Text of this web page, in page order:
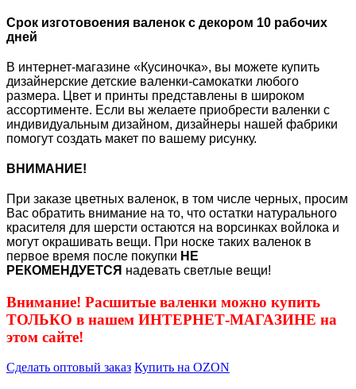
Срок изготовоения валенок с декором 10 рабочих
дней
В интернет-магазине «Кусиночка», вы можете купить
дизайнерские детские валенки-самокатки любого
размера. Цвет и принты представлены в широком
ассортименте. Если вы желаете приобрести валенки с
индивидуальным дизайном, дизайнеры нашей фабрики
помогут создать макет по вашему рисунку.
ВНИМАНИЕ!
При заказе цветных валенок, в том числе черных, просим
Вас обратить внимание на то, что остатки натурального
красителя для шерсти остаются на ворсинках войлока и
могут окрашивать вещи. При носке таких валенок в
первое время после покупки НЕ
РЕКОМЕНДУЕТСЯ надевать светлые вещи!
Внимание! Расшитые валенки можно купить
ТОЛЬКО в нашем ИНТЕРНЕТ-МАГАЗИНЕ на
этом сайте!
Сделать оптовый заказ Купить на OZON